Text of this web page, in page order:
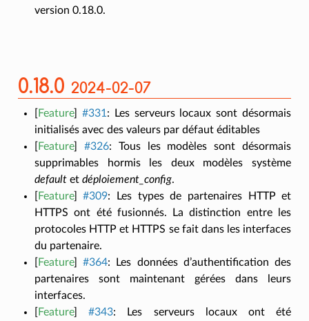
version 0.18.0.
0.18.0 2024-02-07
Feature] #331 : Les serveurs locaux sont désormais
initialisés avec des valeurs par défaut éditables
Feature] #326: Tous les modèles sont désormais
supprimables hormis les deux modèles système
defaultet déploiement_config.
Feature] #309: Les types de partenaires HTTP et
HTTPS ont été fusionnés. La distinction entre les
protocoles HTTP et HTTPS se fait dans les interfaces
du partenaire.
Feature] #364: Les données d’authentification des
partenaires sont maintenant gérées dans leurs
interfaces.
Feature] #343: Les serveurs locaux ont été